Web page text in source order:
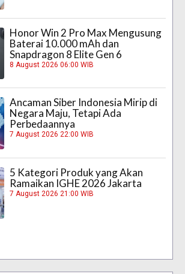
Honor Win 2 Pro Max Mengusung
Baterai 10.000 mAh dan
Snapdragon 8 Elite Gen 6
8 August 2026 06:00 WIB
Ancaman Siber Indonesia Mirip di
Negara Maju, Tetapi Ada
Perbedaannya
7 August 2026 22:00 WIB
5 Kategori Produk yang Akan
Ramaikan IGHE 2026 Jakarta
7 August 2026 21:00 WIB